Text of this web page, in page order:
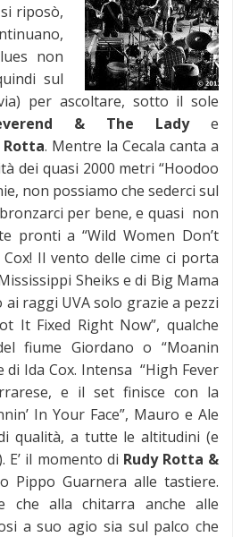
riposò,
non
sul
per ascoltare, sotto il sole
& The Ladye
Rotta. Mentre la Cecala canta a
dei quasi 2000 metri “Hoodoo
non possiamo che sederci sul
per bene, e quasi non
pronti a “Wild Women Don’t
Il vento delle cime ci porta
Sheiks e di Big Mama
raggi UVA solo grazie a pezzi
It Fixed Right Now”, qualche
fiume Giordano o “Moanin
di Ida Cox. Intensa “High Fever
e il set finisce con la
In Your Face”, Mauro e Ale
qualità, a tutte le altitudini (e
E’ il momento di Rudy Rotta &
Pippo Guarnera alle tastiere.
che alla chitarra anche alle
a suo agio sia sul palco che